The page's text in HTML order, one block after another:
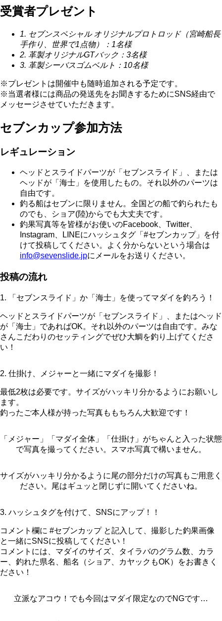
受賞者プレゼント
1. セブンスペシャル オリジナルプロトロッド（宮崎船長
手作り、世界で1点物）：1名様
2. 革製オリジナルGTバック：3名様
3. 革製シーバスゴムベルト：10名様
※プレゼントは開催中も随時追加される予定です。
※当選者様には商品の発送先をお聞きするためにSNS経由で
メッセージさせていただきます。
セブンカップ参加方法
レギュレーション
ヘッドとスライドパーツが「セブンスライド」、または
ヘッドが「海士」を使用したもの。それ以外のパーツは
自由です。
釣る船はセブンに限りません。全国どの船で釣られたも
のでも、ショア(陸)からでも大丈夫です。
釣果写真等を皆様がお使いのFacebook、Twitter、
Instagram、LINEにハッシュタグ「#セブンカップ」を付
けて投稿してください。よく分からないという場合は
info@sevenslide.jpにメールをお送りください。
投稿の流れ
1. 「セブンスライド」か「海士」を使ってマダイを釣ろう！
ヘッドとスライドパーツが「セブンスライド」、またはヘッド
が「海士」であればOK。それ以外のパーツは自由です。みな
さんこだわりのセッティングでぜひ大鯛を釣り上げてくださ
い！
2. 仕掛け、メジャーと一緒にマダイを撮影！
最低2枚は必要です。サイズがハッキリ分かるようにお願いし
ます。
釣ったご本人様が持った写真ももちろん大歓迎です！
「メジャー」「マダイ全体」「仕掛け」がちゃんと入った状態
で写真を撮ってください。スマホ写真で構いません。
サイズがハッキリ分かるように尾の部分だけの写真もご用意く
ださい。尾はギュッと閉じずに開いてくださいね。
3. ハッシュタグを付けて、SNSにアップ！！
コメント欄に #セブンカップ と記入して、撮影した釣果画像
と一緒にSNSに投稿してください！
コメントには、マダイのサイズ、タイラバのグラム数、カラ
ー、釣れた県名、船名（ショア、カヤックもOK）をお書きく
ださい！
立派なアコウ！でも今回はマダイ限定なのでNGです…